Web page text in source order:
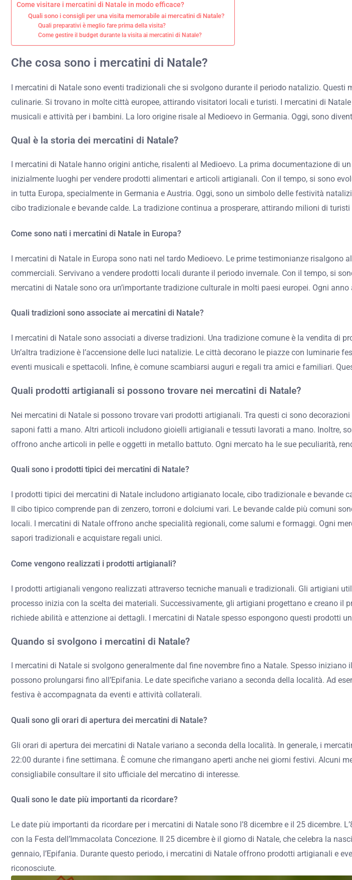
Come visitare i mercatini di Natale in modo efficace?
Quali sono i consigli per una visita memorabile ai mercatini di Natale?
Quali preparativi è meglio fare prima della visita?
Come gestire il budget durante la visita ai mercatini di Natale?
Che cosa sono i mercatini di Natale?
I mercatini di Natale sono eventi tradizionali che si svolgono durante il periodo natalizio.
culinarie. Si trovano in molte città europee, attirando visitatori locali e turisti. I mercatini di
musicali e attività per i bambini. La loro origine risale al Medioevo in Germania. Oggi, sono
Qual è la storia dei mercatini di Natale?
I mercatini di Natale hanno origini antiche, risalenti al Medioevo. La prima documentazione di
inizialmente luoghi per vendere prodotti alimentari e articoli artigianali. Con il tempo, si sono
in tutta Europa, specialmente in Germania e Austria. Oggi, sono un simbolo delle festività
cibo tradizionale e bevande calde. La tradizione continua a prosperare, attirando milioni di turisti
Come sono nati i mercatini di Natale in Europa?
I mercatini di Natale in Europa sono nati nel tardo Medioevo. Le prime testimonianze risalgono
commerciali. Servivano a vendere prodotti locali durante il periodo invernale. Con il tempo, si
mercatini di Natale sono ora un’importante tradizione culturale in molti paesi europei. Ogni
Quali tradizioni sono associate ai mercatini di Natale?
I mercatini di Natale sono associati a diverse tradizioni. Una tradizione comune è la vendita
Un’altra tradizione è l’accensione delle luci natalizie. Le città decorano le piazze con luminarie
eventi musicali e spettacoli. Infine, è comune scambiarsi auguri e regali tra amici e familiari.
Quali prodotti artigianali si possono trovare nei mercatini di Natale?
Nei mercatini di Natale si possono trovare vari prodotti artigianali. Tra questi ci sono
saponi fatti a mano. Altri articoli includono gioielli artigianali e tessuti lavorati a mano. Inoltre,
offrono anche articoli in pelle e oggetti in metallo battuto. Ogni mercato ha le sue peculiarità,
Quali sono i prodotti tipici dei mercatini di Natale?
I prodotti tipici dei mercatini di Natale includono artigianato locale, cibo tradizionale e
Il cibo tipico comprende pan di zenzero, torroni e dolciumi vari. Le bevande calde più comuni
locali. I mercatini di Natale offrono anche specialità regionali, come salumi e formaggi. Ogni
sapori tradizionali e acquistare regali unici.
Come vengono realizzati i prodotti artigianali?
I prodotti artigianali vengono realizzati attraverso tecniche manuali e tradizionali. Gli artigiani
processo inizia con la scelta dei materiali. Successivamente, gli artigiani progettano e creano
richiede abilità e attenzione ai dettagli. I mercatini di Natale spesso espongono questi prodotti
Quando si svolgono i mercatini di Natale?
I mercatini di Natale si svolgono generalmente dal fine novembre fino a Natale. Spesso
possono prolungarsi fino all’Epifania. Le date specifiche variano a seconda della località. Ad
festiva è accompagnata da eventi e attività collaterali.
Quali sono gli orari di apertura dei mercatini di Natale?
Gli orari di apertura dei mercatini di Natale variano a seconda della località. In generale, i
22:00 durante i fine settimana. È comune che rimangano aperti anche nei giorni festivi. Alcuni
consigliabile consultare il sito ufficiale del mercatino di interesse.
Quali sono le date più importanti da ricordare?
Le date più importanti da ricordare per i mercatini di Natale sono l’8 dicembre e il 25 dicembre.
con la Festa dell’Immacolata Concezione. Il 25 dicembre è il giorno di Natale, che celebra la
gennaio, l’Epifania. Durante questo periodo, i mercatini di Natale offrono prodotti artigianali e
riconosciute.